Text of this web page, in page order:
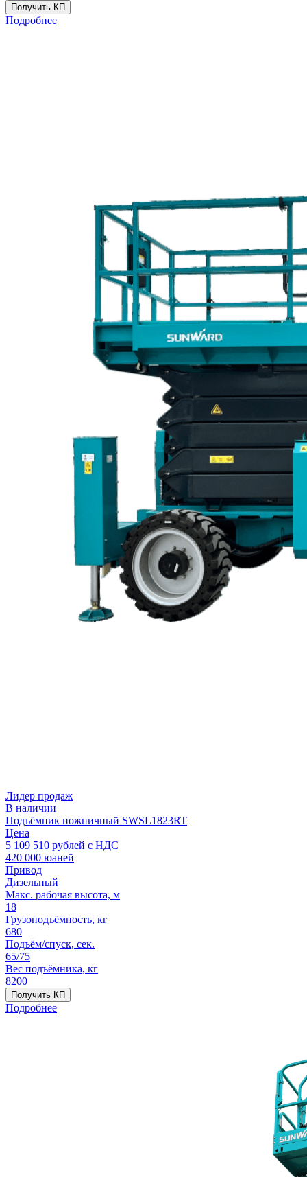
Получить КП
Подробнее
Лидер продаж
В наличии
Подъёмник ножничный SWSL1823RT
Цена
5 109 510 рублей с НДС
420 000 юаней
Привод
Дизельный
Макс. рабочая высота, м
18
Грузоподъёмность, кг
680
Подъём/спуск, сек.
65/75
Вес подъёмника, кг
8200
Получить КП
Подробнее